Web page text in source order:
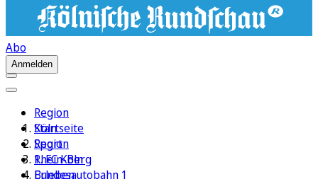
Abo
Anmelden
Region
Köln
Sport
1. FC Köln
Erleben
Startseite
Region
Rhein-Berg
Bundesautobahn 1